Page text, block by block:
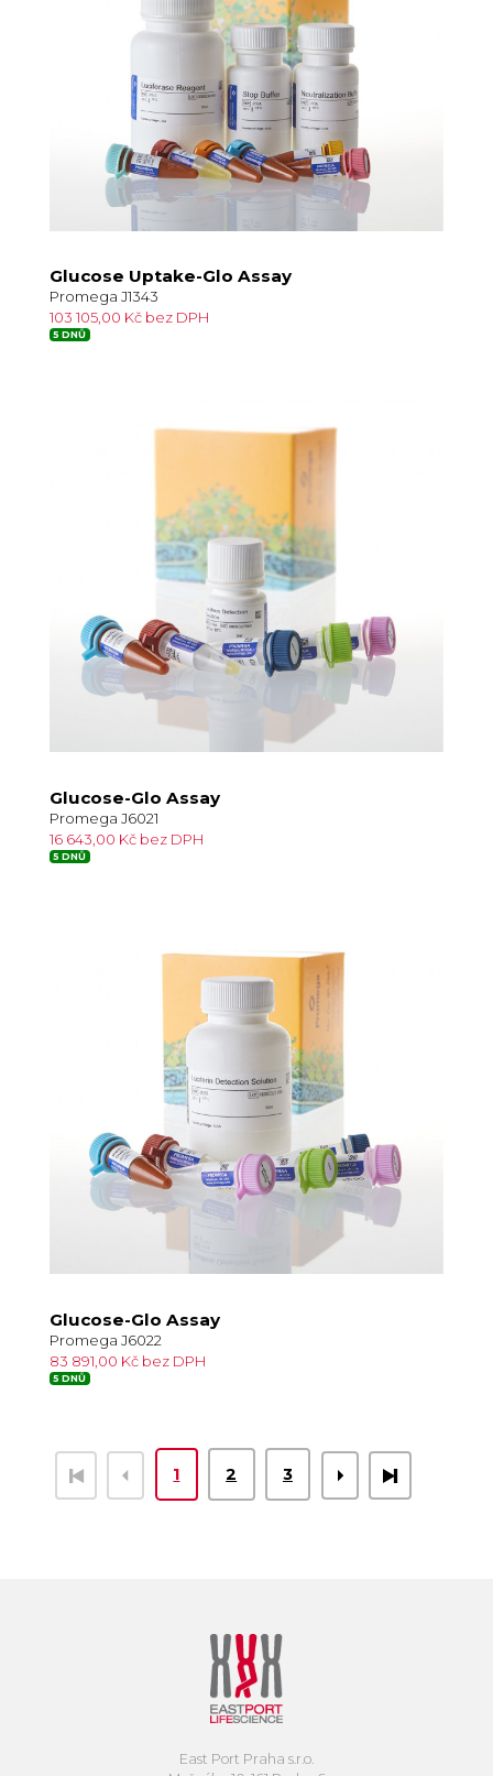
Glucose Uptake-Glo Assay
Promega J1343
103 105,00 Kč bez DPH
5 DNŮ
Glucose-Glo Assay
Promega J6021
16 643,00 Kč bez DPH
5 DNŮ
Glucose-Glo Assay
Promega J6022
83 891,00 Kč bez DPH
5 DNŮ
1 2 3
East Port Praha s.r.o.